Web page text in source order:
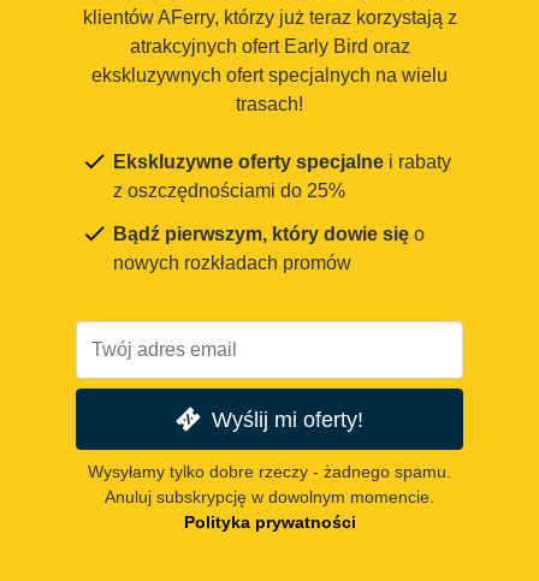
klientów AFerry, którzy już teraz korzystają z
atrakcyjnych ofert Early Bird oraz
ekskluzywnych ofert specjalnych na wielu
trasach!
Ekskluzywne oferty specjalne i rabaty
z oszczędnościami do 25%
Bądź pierwszym, który dowie się o
nowych rozkładach promów
Wyślij mi oferty!
Wysyłamy tylko dobre rzeczy - żadnego spamu.
Anuluj subskrypcję w dowolnym momencie.
Polityka prywatności